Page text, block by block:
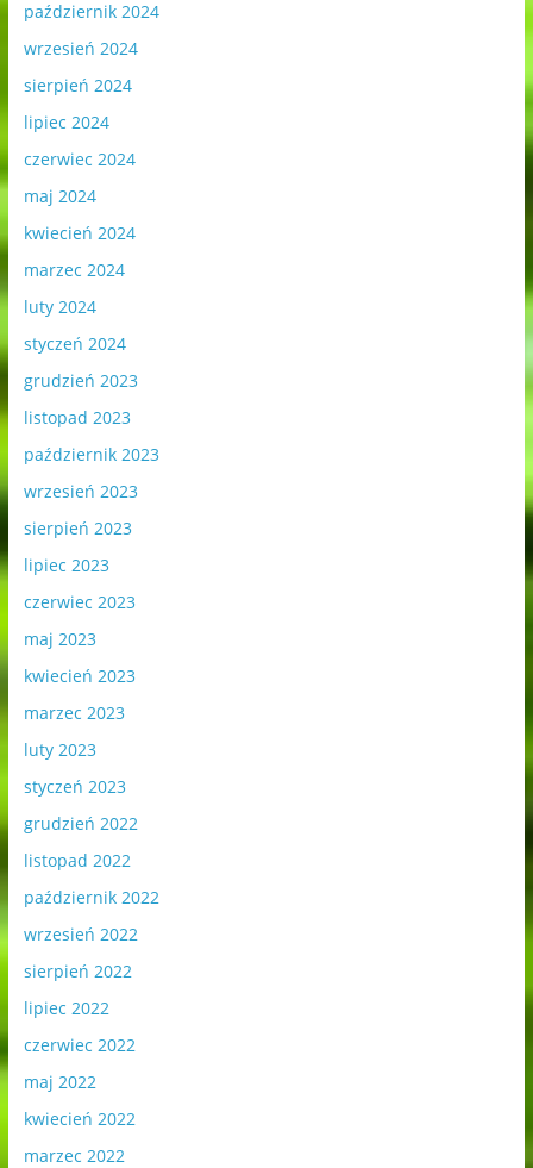
październik 2024
wrzesień 2024
sierpień 2024
lipiec 2024
czerwiec 2024
maj 2024
kwiecień 2024
marzec 2024
luty 2024
styczeń 2024
grudzień 2023
listopad 2023
październik 2023
wrzesień 2023
sierpień 2023
lipiec 2023
czerwiec 2023
maj 2023
kwiecień 2023
marzec 2023
luty 2023
styczeń 2023
grudzień 2022
listopad 2022
październik 2022
wrzesień 2022
sierpień 2022
lipiec 2022
czerwiec 2022
maj 2022
kwiecień 2022
marzec 2022